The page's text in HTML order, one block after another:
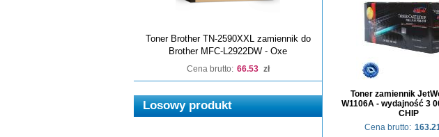
Toner Brother TN-2590XXL zamiennik do
Brother MFC-L2922DW - Oxe
Cena brutto: 66.53 zł
Losowy produkt
Toner zamiennik
W1106A - wydajność 3
CHIP
Cena brutto: